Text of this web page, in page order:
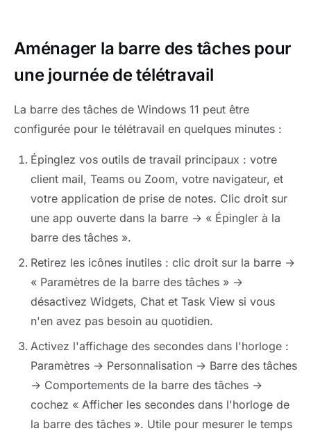
Aménager la barre des tâches pour
une journée de télétravail
La barre des tâches de Windows 11 peut être
configurée pour le télétravail en quelques minutes :
Épinglez vos outils de travail principaux : votre
client mail, Teams ou Zoom, votre navigateur, et
votre application de prise de notes. Clic droit sur
une app ouverte dans la barre → « Épingler à la
barre des tâches ».
Retirez les icônes inutiles : clic droit sur la barre →
« Paramètres de la barre des tâches » →
désactivez Widgets, Chat et Task View si vous
n'en avez pas besoin au quotidien.
Activez l'affichage des secondes dans l'horloge :
Paramètres → Personnalisation → Barre des tâches
→ Comportements de la barre des tâches →
cochez « Afficher les secondes dans l'horloge de
la barre des tâches ». Utile pour mesurer le temps